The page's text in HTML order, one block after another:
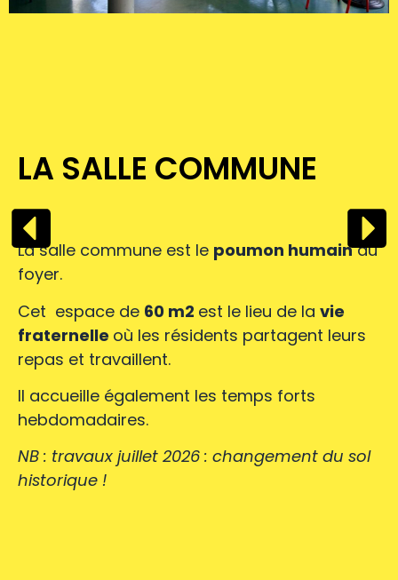
LA SALLE COMMUNE
La salle commune est le poumon humaindu
foyer.
Cet espace de 60 m2 est le lieu de la vie
fraternelle où les résidents partagent leurs
repas et travaillent.
Il accueille également les temps forts
hebdomadaires.
NB : travaux juillet 2026 : changement du sol
historique !